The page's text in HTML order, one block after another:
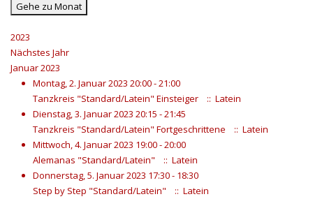
Gehe zu Monat
2023
Nächstes Jahr
Januar 2023
Montag, 2. Januar 2023 20:00 - 21:00
Tanzkreis "Standard/Latein" Einsteiger
:: Latein
Dienstag, 3. Januar 2023 20:15 - 21:45
Tanzkreis "Standard/Latein" Fortgeschrittene
:: Latein
Mittwoch, 4. Januar 2023 19:00 - 20:00
Alemanas "Standard/Latein"
:: Latein
Donnerstag, 5. Januar 2023 17:30 - 18:30
Step by Step "Standard/Latein"
:: Latein